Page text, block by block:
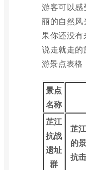
游客可以
丽的自然
果你还没
说走就走
游景点表格
景点
名称
芷江
抗战
遗址
群
芷
的
抗